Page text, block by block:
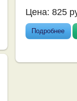
Цена: 825
Подробнее